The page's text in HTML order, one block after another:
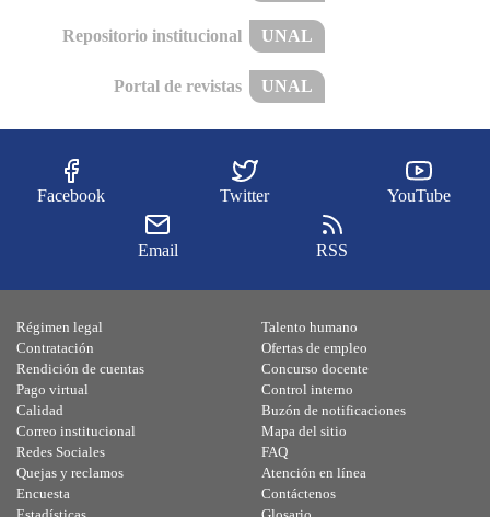
Repositorio institucional UNAL
Portal de revistas UNAL
Facebook Twitter YouTube
Email RSS
Régimen legal
Contratación
Rendición de cuentas
Pago virtual
Calidad
Talento humano
Ofertas de empleo
Concurso docente
Control interno
Buzón de notificaciones
Correo institucional
Redes Sociales
Quejas y reclamos
Encuesta
Mapa del sitio
FAQ
Atención en línea
Contáctenos